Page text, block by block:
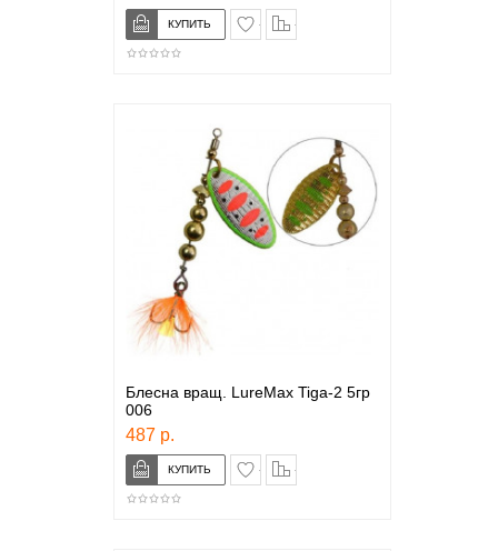
в закладки
Блесна вращ. LureMax Tiga-2 5гр
006
487 р.
в закладки